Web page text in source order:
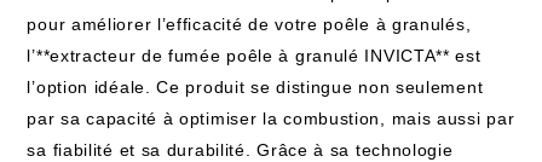
pour améliorer l’efficacité de votre poêle à granulés,
l’**extracteur de fumée poêle à granulé INVICTA** est
l’option idéale. Ce produit se distingue non seulement
par sa capacité à optimiser la combustion, mais aussi par
sa fiabilité et sa durabilité. Grâce à sa technologie